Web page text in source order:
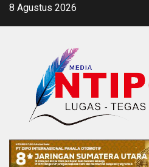
Skip8 Agustus 2026